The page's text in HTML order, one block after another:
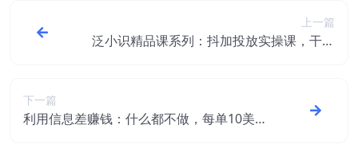
上一篇
泛小识精品课系列：抖加投放实操课，干货
下一篇
利用信息差赚钱：什么都不做，每单10美